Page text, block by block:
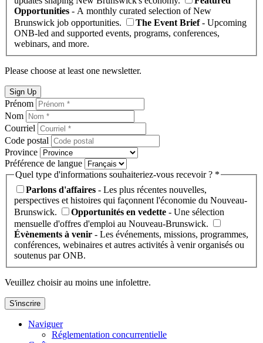
Opportunities - A monthly curated selection of New
Brunswick job opportunities.
The Event Brief- Upcoming
ONB-led and supported events, programs, conferences,
webinars, and more.
Please choose at least one newsletter.
Sign Up
Prénom
Nom
Courriel
Code postal
Province
Préférence de langue
Quel type d'informations souhaiteriez-vous recevoir ? *
Parlons d'affaires - Les plus récentes nouvelles,
perspectives et histoires qui façonnent l'économie du Nouveau-
Brunswick.
Opportunités en vedette - Une sélection
mensuelle d'offres d'emploi au Nouveau-Brunswick.
Évènements à venir - Les événements, missions, programmes,
conférences, webinaires et autres activités à venir organisés ou
soutenus par ONB.
Veuillez choisir au moins une infolettre.
S'inscrire
Naviguer
Réglementation concurrentielle